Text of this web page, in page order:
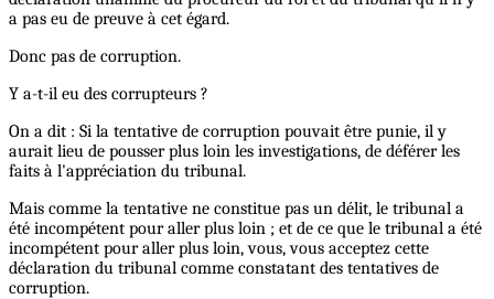
a pas eu de preuve à cet égard.
Donc pas de corruption.
Y a-t-il eu des corrupteurs ?
On a dit : Si la tentative de corruption pouvait être punie, il y
aurait lieu de pousser plus loin les investigations, de déférer les
faits à l'appréciation du tribunal.
Mais comme la tentative ne constitue pas un délit, le tribunal a
été incompétent pour aller plus loin ; et de ce que le tribunal a été
incompétent pour aller plus loin, vous, vous acceptez cette
déclaration du tribunal comme constatant des tentatives de
corruption.